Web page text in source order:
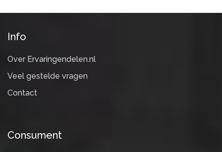
Info
Over Ervaringendelen.nl
Veel gestelde vragen
Contact
Consument